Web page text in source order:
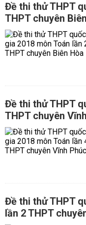
Đề thi thử THPT
THPT chuyên
Đề thi thử THPT
THPT chuyên
Đề thi thử THPT
lần 2 THPT